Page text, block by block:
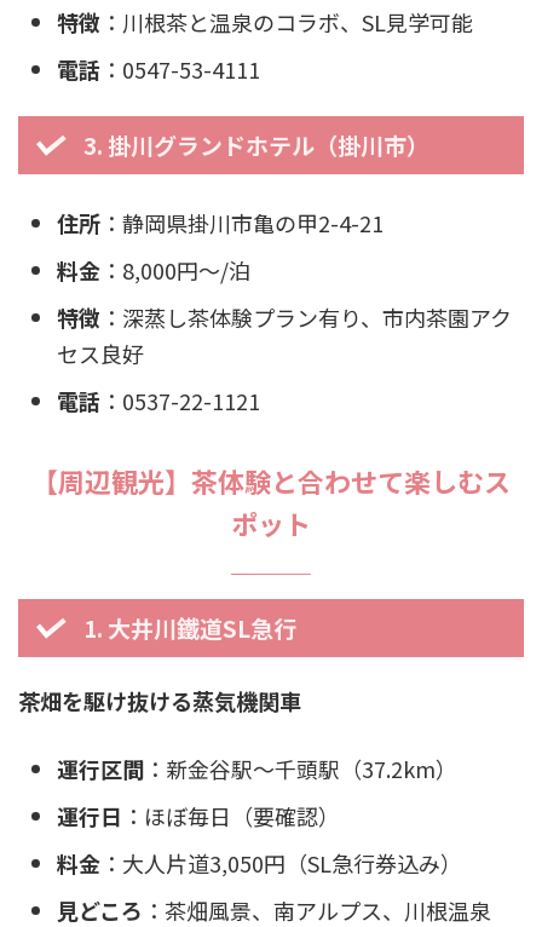
特徴 ：川根茶と温泉のコラボ、SL見学可能
電話 ：0547-53-4111
3. 掛川グランドホテル（掛川市）
住所 ：静岡県掛川市亀の甲2-4-21
料金 ：8,000円〜/泊
特徴 ：深蒸し茶体験プラン有り、市内茶園アク
セス良好
電話 ：0537-22-1121
【周辺観光】茶体験と合わせて楽しむス
ポット
1. 大井川鐵道SL急行
茶畑を駆け抜ける蒸気機関車
運行区間 ：新金谷駅〜千頭駅（37.2km）
運行日 ：ほぼ毎日（要確認）
料金 ：大人片道3,050円（SL急行券込み）
見どころ ：茶畑風景、南アルプス、川根温泉